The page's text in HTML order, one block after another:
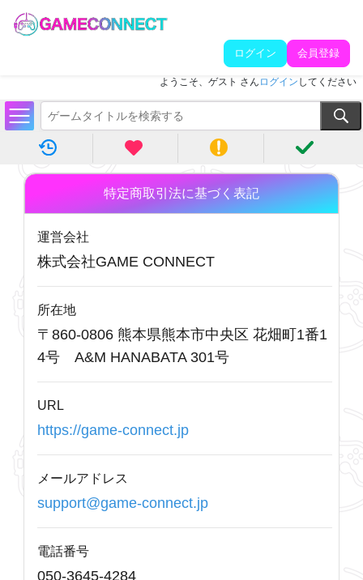
ログイン 会員登録
ようこそ、ゲスト さん ログイン してください
特定商取引法に基づく表記
運営会社
株式会社GAME CONNECT
所在地
〒860-0806 熊本県熊本市中央区 花畑町1番1
4号 A&M HANABATA 301号
URL
https://game-connect.jp
メールアドレス
support@game-connect.jp
電話番号
050-3645-4284